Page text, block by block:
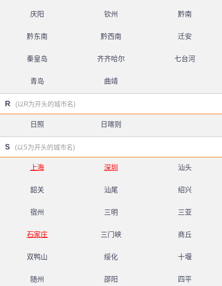
庆阳 钦州 黔南
黔东南 黔西南 迁安
秦皇岛 齐齐哈尔 七台河
青岛 曲靖
R (以R为开头的城市名)
日照 日喀则
S (以S为开头的城市名)
上海 深圳 汕头
韶关 汕尾 绍兴
宿州 三明 三亚
石家庄 三门峡 商丘
双鸭山 绥化 十堰
随州 邵阳 四平